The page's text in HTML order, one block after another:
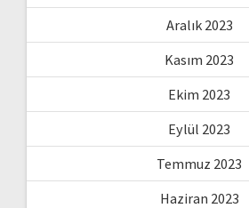
Aralık 2023
Kasım 2023
Ekim 2023
Eylül 2023
Temmuz 2023
Haziran 2023